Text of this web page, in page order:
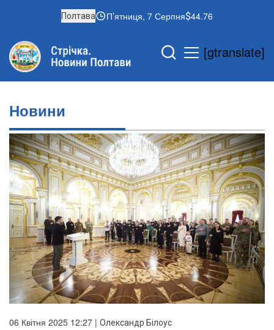
Полтава П’ятниця, 7 Серпня 44.76
[gtranslate]
Новини
06 Квітня 2025 12:27 | Олександр Білоус